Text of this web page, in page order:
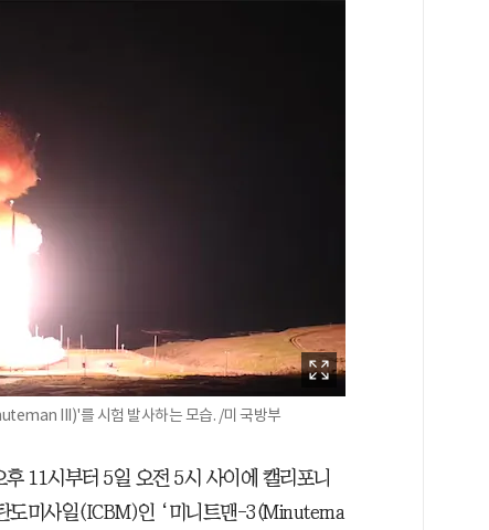
III)'를 시험 발사하는 모습. /미 국방부
11시부터 5일 오전 5시 사이에 캘리포니
도미사일(ICBM)인 ‘미니트맨-3(Minutema